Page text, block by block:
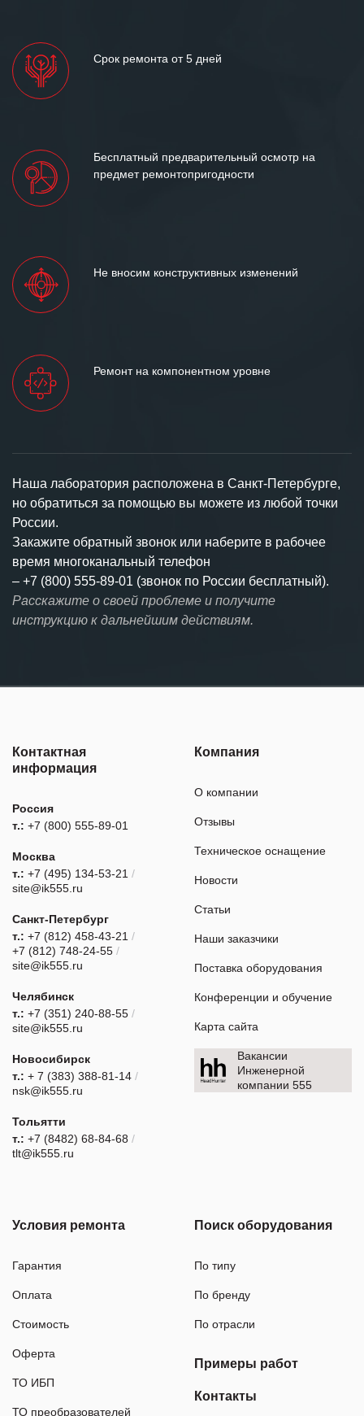
Срок ремонта от 5 дней
Бесплатный предварительный осмотр на
предмет ремонтопригодности
Не вносим конструктивных изменений
Ремонт на компонентном уровне
Наша лаборатория расположена в Санкт-Петербурге,
но обратиться за помощью вы можете из любой точки
России.
Закажите обратный звонок или наберите в рабочее
время многоканальный телефон
– +7 (800) 555-89-01 (звонок по России бесплатный).
Расскажите о своей проблеме и получите
инструкцию к дальнейшим действиям.
Контактная
информация
Россия
т.: +7 (800) 555-89-01
Москва
т.: +7 (495) 134-53-21 /
site@ik555.ru
Санкт-Петербург
т.: +7 (812) 458-43-21 /
+7 (812) 748-24-55 /
site@ik555.ru
Челябинск
т.: +7 (351) 240-88-55 /
site@ik555.ru
Новосибирск
т.: + 7 (383) 388-81-14 /
nsk@ik555.ru
Тольятти
т.: +7 (8482) 68-84-68 /
tlt@ik555.ru
Компания
О компании
Отзывы
Техническое оснащение
Новости
Статьи
Наши заказчики
Поставка оборудования
Конференции и обучение
Карта сайта
Вакансии
Инженерной
компании 555
Условия ремонта
Гарантия
Оплата
Стоимость
Оферта
ТО ИБП
ТО преобразователей
Поиск оборудования
По типу
По бренду
По отрасли
Примеры работ
Контакты